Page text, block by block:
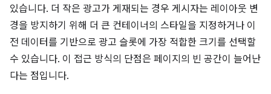
있습니다. 더 작은 광고가 게재되는 경우 게시자는 레이아웃 변
경을 방지하기 위해 더 큰 컨테이너의 스타일을 지정하거나 이
전 데이터를 기반으로 광고 슬롯에 가장 적합한 크기를 선택할
수 있습니다. 이 접근 방식의 단점은 페이지의 빈 공간이 늘어난
다는 점입니다.